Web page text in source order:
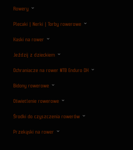
Rowery
Plecaki | Nerki | Torby rowerowe
Kaski na rower
Jeździj z dzieckiem
Ochraniacze na rower MTB Enduro DH
Bidony rowerowe
Oświetlenie rowerowe
Środki do czyszczenia rowerów
Przekąski na rower